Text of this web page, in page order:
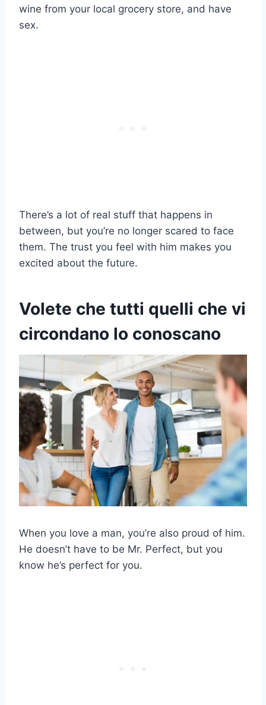
wine from your local grocery store, and have
sex.
There’s a lot of real stuff that happens in
between, but you’re no longer scared to face
them. The trust you feel with him makes you
excited about the future.
Volete che tutti quelli che vi
circondano lo conoscano
When you love a man, you’re also proud of him.
He doesn’t have to be Mr. Perfect, but you
know he’s perfect for you.